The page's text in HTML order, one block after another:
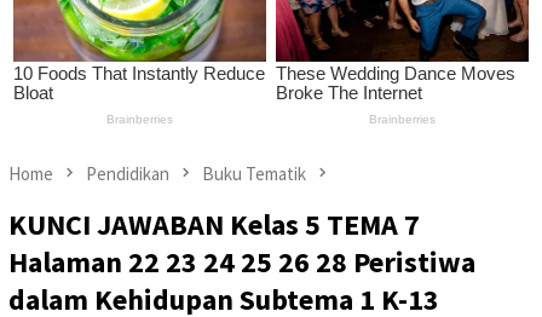
Home Pendidikan Buku Tematik
KUNCI JAWABAN Kelas 5 TEMA 7
Halaman 22 23 24 25 26 28 Peristiwa
dalam Kehidupan Subtema 1 K-13